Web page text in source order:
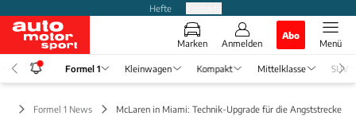
Hefte
Marken Anmelden
Abo
Menü
Formel 1 Kleinwagen Kompakt Mittelklasse SUV
Formel 1 News McLaren in Miami: Technik-Upgrade für die Angststrecke